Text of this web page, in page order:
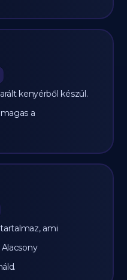
kenyérből készül.
a
ami